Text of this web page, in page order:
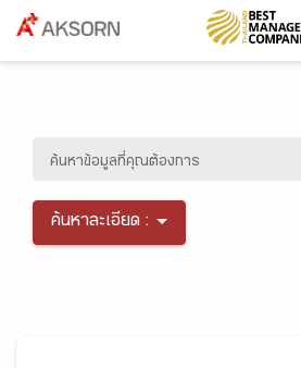
ค้นหาละเอียด :